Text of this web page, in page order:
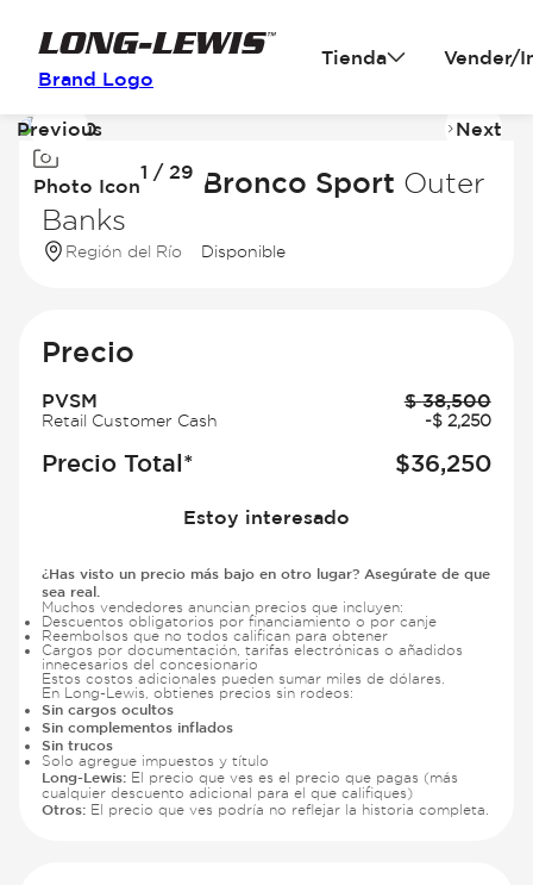
Brand Logo
Tienda Vender/
Image
of
Photo Icon
1 / 29
Previous Next
2026 Ford Bronco Sport Outer
Banks
Región del Río Disponible
Precio
PVSM $ 38,500
Retail Customer Cash -$ 2,250
Precio Total* $36,250
Estoy interesado
¿Has visto un precio más bajo en otro lugar? Asegúrate de que
sea real.
Muchos vendedores anuncian precios que incluyen:
Descuentos obligatorios por financiamiento o por canje
Reembolsos que no todos califican para obtener
Cargos por documentación, tarifas electrónicas o añadidos
innecesarios del concesionario
Estos costos adicionales pueden sumar miles de dólares.
En Long-Lewis, obtienes precios sin rodeos:
Sin cargos ocultos
Sin complementos inflados
Sin trucos
Solo agregue impuestos y título
Long-Lewis: El precio que ves es el precio que pagas (más
cualquier descuento adicional para el que califiques)
Otros: El precio que ves podría no reflejar la historia completa.